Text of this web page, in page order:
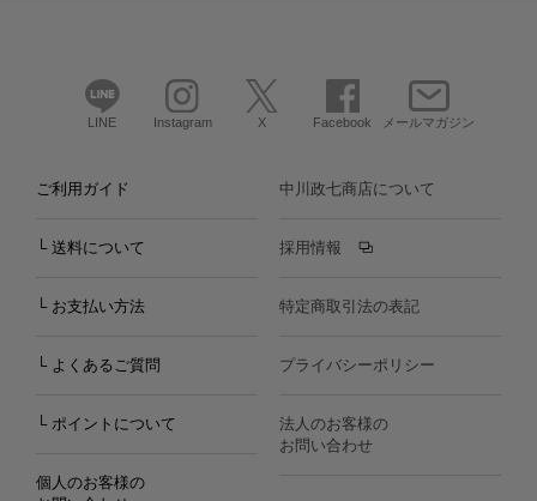
LINE Instagram X Facebook メールマガジン
ご利用ガイド
└ 送料について
└ お支払い方法
└ よくあるご質問
└ ポイントについて
個人のお客様の
中川政七商店について
採用情報
特定商取引法の表記
プライバシーポリシー
法人のお客様の
お問い合わせ